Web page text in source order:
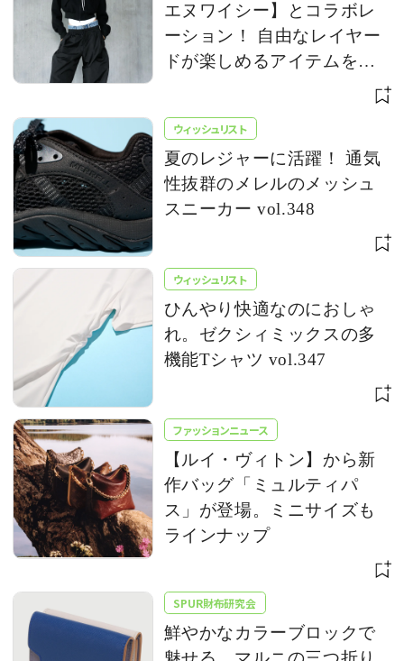
エヌワイシー】とコラボレ
ーション！ 自由なレイヤー
ドが楽しめるアイテムを発
ウィッシュリスト
夏のレジャーに活躍！ 通気
性抜群のメレルのメッシュ
スニーカー vol.348
ウィッシュリスト
ひんやり快適なのにおしゃ
れ。ゼクシィミックスの多
機能Tシャツ vol.347
ファッションニュース
【ルイ・ヴィトン】から新
作バッグ「ミュルティパ
ス」が登場。ミニサイズも
ラインナップ
SPUR財布研究会
鮮やかなカラーブロックで